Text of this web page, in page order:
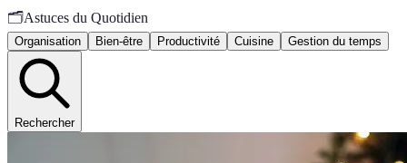
🗂️Astuces du Quotidien
Organisation Bien-être Productivité Cuisine Gestion du temps
Rechercher